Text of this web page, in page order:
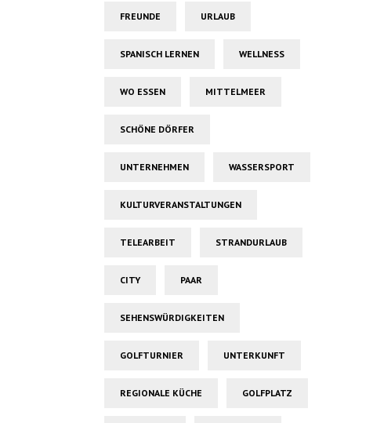
FREUNDE URLAUB
SPANISCH LERNEN WELLNESS
WO ESSEN MITTELMEER
SCHÖNE DÖRFER
UNTERNEHMEN WASSERSPORT
KULTURVERANSTALTUNGEN
TELEARBEIT STRANDURLAUB
CITY PAAR
SEHENSWÜRDIGKEITEN
GOLFTURNIER UNTERKUNFT
REGIONALE KÜCHE GOLFPLATZ